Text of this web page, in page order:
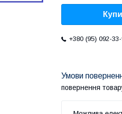
+380 (95) 092-
повернення